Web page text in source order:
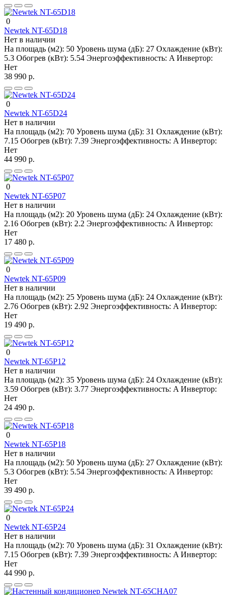
0
Newtek NT-65D18
Нет в наличии
На площадь (м2): 50 Уровень шума (дБ): 27 Охлаждение (кВт):
5.3 Обогрев (кВт): 5.54 Энергоэффективность: A Инвертор:
Нет
38 990 р.
0
Newtek NT-65D24
Нет в наличии
На площадь (м2): 70 Уровень шума (дБ): 31 Охлаждение (кВт):
7.15 Обогрев (кВт): 7.39 Энергоэффективность: A Инвертор:
Нет
44 990 р.
0
Newtek NT-65P07
Нет в наличии
На площадь (м2): 20 Уровень шума (дБ): 24 Охлаждение (кВт):
2.16 Обогрев (кВт): 2.2 Энергоэффективность: A Инвертор:
Нет
17 480 р.
0
Newtek NT-65P09
Нет в наличии
На площадь (м2): 25 Уровень шума (дБ): 24 Охлаждение (кВт):
2.76 Обогрев (кВт): 2.92 Энергоэффективность: A Инвертор:
Нет
19 490 р.
0
Newtek NT-65P12
Нет в наличии
На площадь (м2): 35 Уровень шума (дБ): 24 Охлаждение (кВт):
3.59 Обогрев (кВт): 3.77 Энергоэффективность: A Инвертор:
Нет
24 490 р.
0
Newtek NT-65P18
Нет в наличии
На площадь (м2): 50 Уровень шума (дБ): 27 Охлаждение (кВт):
5.3 Обогрев (кВт): 5.54 Энергоэффективность: A Инвертор:
Нет
39 490 р.
0
Newtek NT-65P24
Нет в наличии
На площадь (м2): 70 Уровень шума (дБ): 31 Охлаждение (кВт):
7.15 Обогрев (кВт): 7.39 Энергоэффективность: A Инвертор:
Нет
44 990 р.